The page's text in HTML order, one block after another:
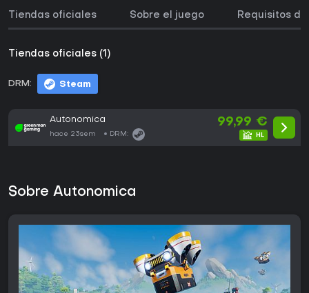
Tiendas oficiales Sobre el juego Requisitos
Tiendas oficiales (1)
DRM: Steam
Autonomica
hace 23sem DRM:
99,99 €
Sobre Autonomica